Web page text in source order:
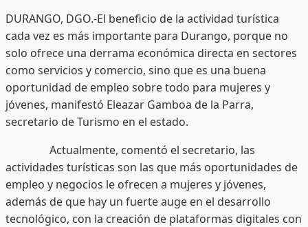
DURANGO, DGO.-El beneficio de la actividad turística
cada vez es más importante para Durango, porque no
solo ofrece una derrama económica directa en sectores
como servicios y comercio, sino que es una buena
oportunidad de empleo sobre todo para mujeres y
jóvenes, manifestó Eleazar Gamboa de la Parra,
secretario de Turismo en el estado.
Actualmente, comentó el secretario, las
actividades turísticas son las que más oportunidades de
empleo y negocios le ofrecen a mujeres y jóvenes,
además de que hay un fuerte auge en el desarrollo
tecnológico, con la creación de plataformas digitales con